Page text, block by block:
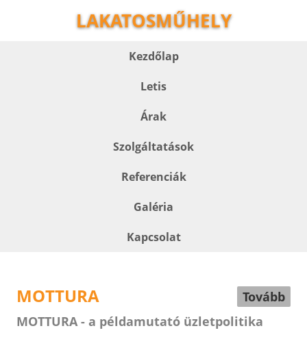
LAKATOSMŰHELY
Kezdőlap
Letis
Árak
Szolgáltatások
Referenciák
Galéria
Kapcsolat
MOTTURA
Tovább
MOTTURA - a példamutató üzletpolitika